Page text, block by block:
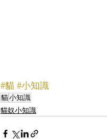
#貓 #小知識
貓小知識
貓奴小知識